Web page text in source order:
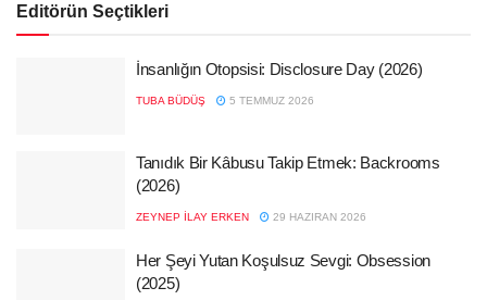
Editörün Seçtikleri
İnsanlığın Otopsisi: Disclosure Day (2026)
TUBA BÜDÜŞ 5 TEMMUZ 2026
Tanıdık Bir Kâbusu Takip Etmek: Backrooms
(2026)
ZEYNEP İLAY ERKEN 29 HAZIRAN 2026
Her Şeyi Yutan Koşulsuz Sevgi: Obsession
(2025)